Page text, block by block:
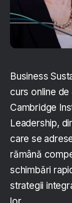
Business
curs online
Cambridge
Leadership,
care se
rămână
schimbări
strategii